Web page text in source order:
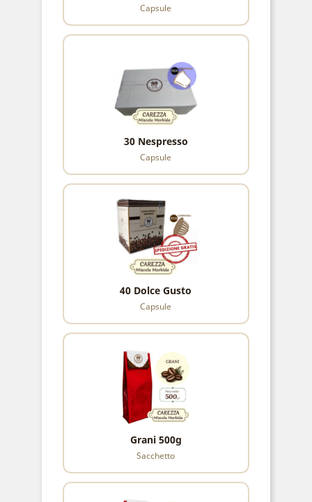
Capsule
30 Nespresso
Capsule
40 Dolce Gusto
Capsule
Grani 500g
Sacchetto